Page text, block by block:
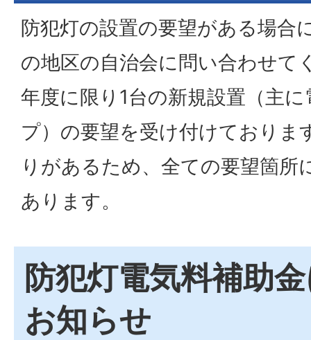
防犯灯の設置の要望がある場合
の地区の自治会に問い合わせて
年度に限り1台の新規設置（主
プ）の要望を受け付けておりま
りがあるため、全ての要望箇所
あります。
防犯灯電気料補助
お知らせ